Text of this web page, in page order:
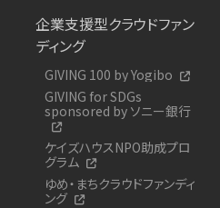
企業支援型クラウドファン
ディング
GIVING 100 by Yogibo
GIVING for SDGs
sponsored by ソニー銀行
ケイズハウスNPO助成プロ
グラム
ゆめ・まちクラウドファンディ
ング